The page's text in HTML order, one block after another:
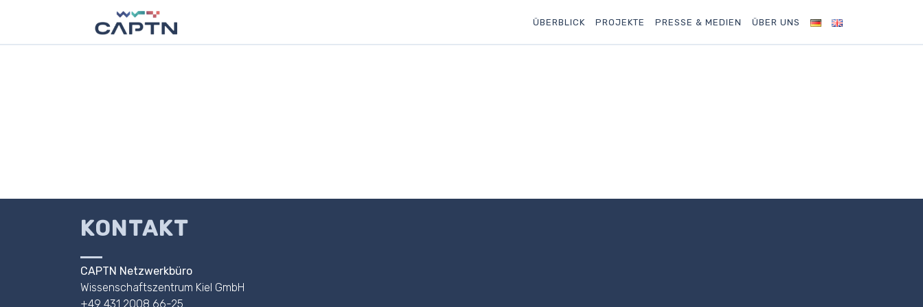
ÜBERBLICK PROJEKTE PRESSE & MEDIEN ÜBER UNS
KONTAKT
CAPTN Netzwerkbüro
Wissenschaftszentrum Kiel GmbH
+49 431 2008 66-25